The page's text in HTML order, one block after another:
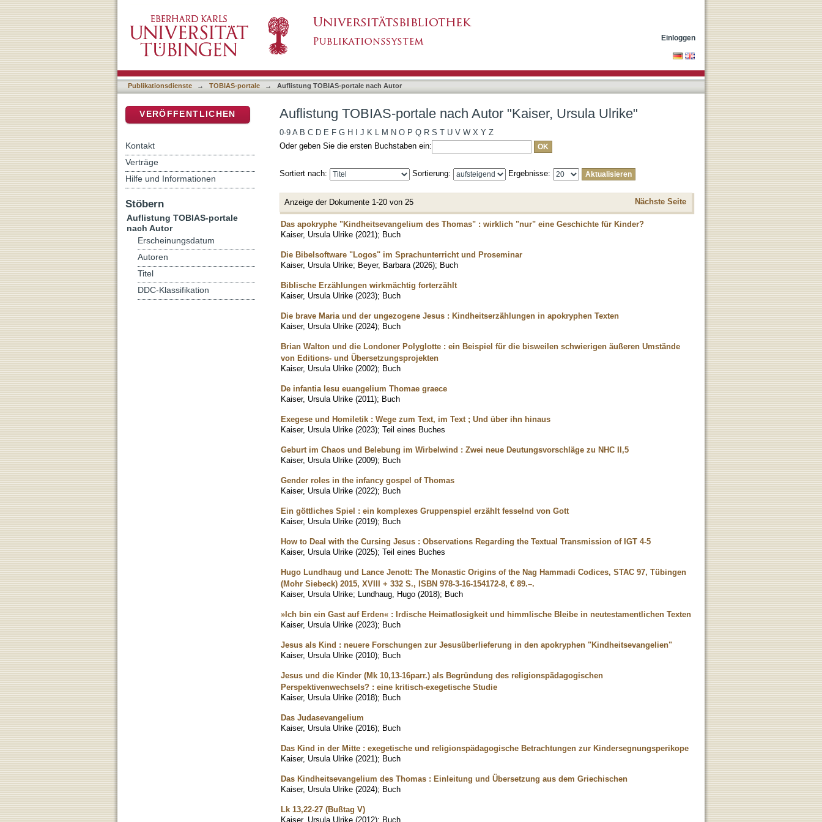
Einloggen
Publikationsdienste → TOBIAS-portale → Auflistung TOBIAS-portale nach Autor
Auflistung TOBIAS-portale nach Autor "Kaiser, Ursula Ulrike"
0-9 A B C D E F G H J K L M N O P Q R S T U V W X Y Z
Oder geben Sie die ersten Buchstaben ein:
Sortiert nach: Sortierung: Ergebnisse:
Anzeige der Dokumente 1-20 von 25 Nächste Seite
Das apokryphe "Kindheitsevangelium des Thomas" : wirklich "nur" eine Geschichte für Kinder?
Kaiser, Ursula Ulrike (2021); Buch
Die Bibelsoftware "Logos" im Sprachunterricht und Proseminar
Kaiser, Ursula Ulrike; Beyer, Barbara (2026); Buch
Biblische Erzählungen wirkmächtig forterzählt
Kaiser, Ursula Ulrike (2023); Buch
Die brave Maria und der ungezogene Jesus : Kindheitserzählungen in apokryphen Texten
Kaiser, Ursula Ulrike (2024); Buch
Brian Walton und die Londoner Polyglotte : ein Beispiel für die bisweilen schwierigen äußeren Umstände
von Editions- und Übersetzungsprojekten
Kaiser, Ursula Ulrike (2002); Buch
De infantia Iesu euangelium Thomae graece
Kaiser, Ursula Ulrike (2011); Buch
Exegese und Homiletik : Wege zum Text, im Text ; Und über ihn hinaus
Kaiser, Ursula Ulrike (2023); Teil eines Buches
Geburt im Chaos und Belebung im Wirbelwind : Zwei neue Deutungsvorschläge zu NHC II,5
Kaiser, Ursula Ulrike (2009); Buch
Gender roles in the infancy gospel of Thomas
Kaiser, Ursula Ulrike (2022); Buch
Ein göttliches Spiel : ein komplexes Gruppenspiel erzählt fesselnd von Gott
Kaiser, Ursula Ulrike (2019); Buch
How to Deal with the Cursing Jesus : Observations Regarding the Textual Transmission of IGT 4-5
Kaiser, Ursula Ulrike (2025); Teil eines Buches
Hugo Lundhaug und Lance Jenott: The Monastic Origins of the Nag Hammadi Codices, STAC 97, Tübingen
(Mohr Siebeck) 2015, XVIII + 332 S., ISBN 978-3-16-154172-8, € 89.–.
Kaiser, Ursula Ulrike; Lundhaug, Hugo (2018); Buch
»Ich bin ein Gast auf Erden« : Irdische Heimatlosigkeit und himmlische Bleibe in neutestamentlichen Texten
Kaiser, Ursula Ulrike (2023); Buch
Jesus als Kind : neuere Forschungen zur Jesusüberlieferung in den apokryphen "Kindheitsevangelien"
Kaiser, Ursula Ulrike (2010); Buch
Jesus und die Kinder (Mk 10,13-16parr.) als Begründung des religionspädagogischen
Perspektivenwechsels? : eine kritisch-exegetische Studie
Kaiser, Ursula Ulrike (2018); Buch
Das Judasevangelium
Kaiser, Ursula Ulrike (2016); Buch
Das Kind in der Mitte : exegetische und religionspädagogische Betrachtungen zur Kindersegnungsperikope
Kaiser, Ursula Ulrike (2021); Buch
Das Kindheitsevangelium des Thomas : Einleitung und Übersetzung aus dem Griechischen
Kaiser, Ursula Ulrike (2024); Buch
Lk 13,22-27 (Bußtag V)
Kaiser, Ursula Ulrike (2012); Buch
VERÖFFENTLICHEN
Kontakt
Verträge
Hilfe und Informationen
Stöbern
Auflistung TOBIAS-portale
nach Autor
Erscheinungsdatum
Autoren
Titel
DDC-Klassifikation